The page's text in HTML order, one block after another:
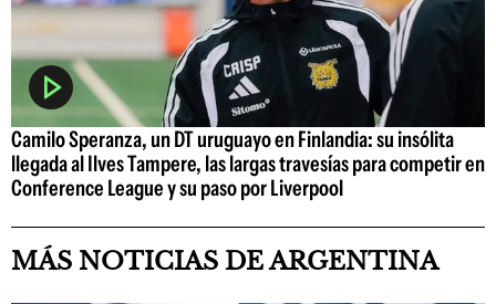
Camilo Speranza, un DT uruguayo en Finlandia: su insólita
llegada al Ilves Tampere, las largas travesías para competir en
Conference League y su paso por Liverpool
MÁS NOTICIAS DE ARGENTINA